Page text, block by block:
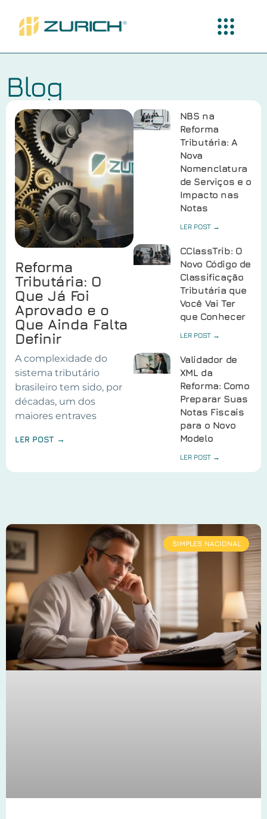
Blog
Reforma
Tributária: O
Que Já Foi
Aprovado e o
Que Ainda Falta
Definir
A complexidade do
sistema tributário
brasileiro tem sido, por
décadas, um dos
maiores entraves
LER POST →
NBS na
Reforma
Tributária: A
Nova
Nomenclatura
de Serviços e o
Impacto nas
Notas
LER POST →
CClassTrib: O
Novo Código de
Classificação
Tributária que
Você Vai Ter
que Conhecer
LER POST →
Validador de
XML da
Reforma: Como
Preparar Suas
Notas Fiscais
para o Novo
Modelo
LER POST →
SIMPLES NACIONAL